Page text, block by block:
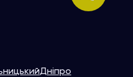
Дніпро